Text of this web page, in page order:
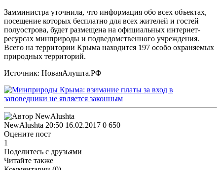
Замминистра уточнила, что информация обо всех объектах,
посещение которых бесплатно для всех жителей и гостей
полуострова, будет размещена на официальных интернет-
ресурсах минприроды и подведомственного учреждения.
Всего на территории Крыма находится 197 особо охраняемых
природных территорий.
Источник: НоваяАлушта.РФ
NewAlushta 20:50 16.02.2017 0 650
Оцените пост
1
Поделитесь с друзьями
Читайте также